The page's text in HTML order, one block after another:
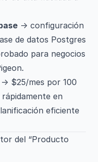
→ configuración
de datos Postgres
para negocios
→ $25/mes por 100
en
eficiente
del “Producto